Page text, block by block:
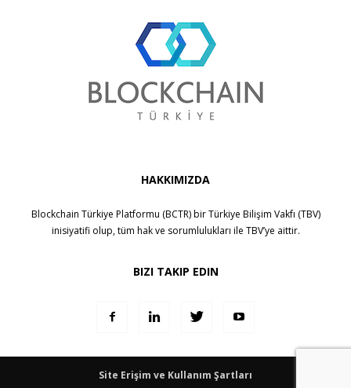
HAKKIMIZDA
Blockchain Türkiye Platformu (BCTR) birTürkiye Bilişim Vakfı (TBV)
inisiyatifi olup, tüm hak ve sorumlulukları ile TBV’ye aittir.
BIZI TAKIP EDIN
Site Erişim ve Kullanım Şartları